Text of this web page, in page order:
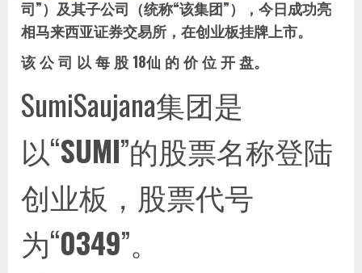
司”）及其子公司（统称“该集团”），今日成功亮
相马来西亚证券交易所，在创业板挂牌上市。
该 公 司 以 每 股 18仙 的 价 位 开 盘。
SumiSaujana集团是
以“SUMI”的股票名称登陆
创业板，股票代号
为“0349”。